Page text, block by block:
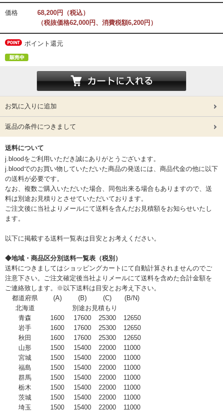
価格
68,200円（税込）
（税抜価格62,000円、消費税額6,200円）
ポイント還元
お気に入りに追加
返品の条件につきまして
送料について
j.bloodをご利用いただき誠にありがとうございます。
j.bloodでのお買い物していただいた商品の発送には、商品代金の他に以下
の送料が必要です。
なお、複数ご購入いただいた場合、同包出来る場合もありますので、送
料は別途お見積りとさせていただいております。
ご注文後に当社よりメールにて送料を含んだお見積額をお知らせいたし
ます。
以下に掲載する送料一覧表は目安とお考えください。
◆地域・商品区分別送料一覧表（税別）
送料につきましてはショッピングカートにて自動計算されませんのでご
注意下さい。ご注文確定後当社よりメールにて送料を含めた合計金額を
ご連絡致します。※以下送料は目安とお考え下さい。
都道府県
(A) (B) (C)
(B/N)
北海道
別途お見積もり
青森
1600 17600 25300
12650
岩手
1600 17600 25300
12650
秋田
1600 17600 25300
12650
山形
1500 15400 22000
11000
宮城
1500 15400 22000
11000
福島
1500 15400 22000
11000
群馬
1500 15400 22000
11000
栃木
1500 15400 22000
11000
茨城
1500 15400 22000
11000
埼玉
1500 15400 22000
11000